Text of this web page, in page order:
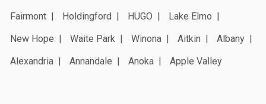
Fairmont
Holdingford HUGO
Lake Elmo
New Hope
Waite Park Winona Aitkin
Albany
Alexandria
Annandale Anoka Apple Valley